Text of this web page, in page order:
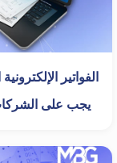
الفواتير
يجب على الشركات